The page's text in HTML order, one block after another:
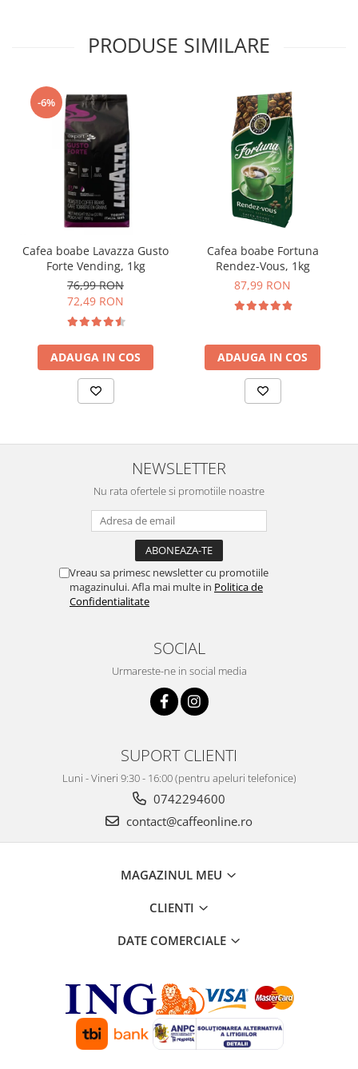
PRODUSE SIMILARE
-6%
Cafea boabe Lavazza Gusto
Forte Vending, 1kg
76,99 RON
72,49 RON
ADAUGA IN COS
Cafea boabe Fortuna
Rendez-Vous, 1kg
87,99 RON
ADAUGA IN COS
NEWSLETTER
Nu rata ofertele si promotiile noastre
Vreau sa primesc newsletter cu promotiile
magazinului. Afla mai multe in Politica de
Confidentialitate
SOCIAL
Urmareste-ne in social media
SUPORT CLIENTI
Luni - Vineri 9:30 - 16:00 (pentru apeluri telefonice)
0742294600
contact@caffeonline.ro
MAGAZINUL MEU
CLIENTI
DATE COMERCIALE